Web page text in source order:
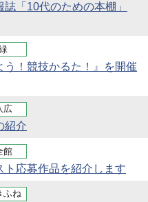
「10代のための本棚」
う！競技かるた！』を開催
広
紹介
館
ト応募作品を紹介します
ふね